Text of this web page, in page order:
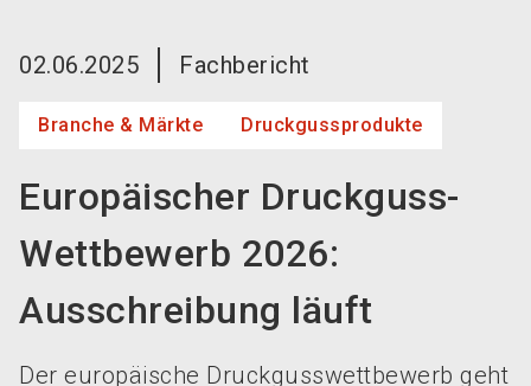
02.06.2025 Fachbericht
Branche & Märkte Druckgussprodukte
Europäischer Druckguss-
Wettbewerb 2026:
Ausschreibung läuft
Der europäische Druckgusswettbewerb geht